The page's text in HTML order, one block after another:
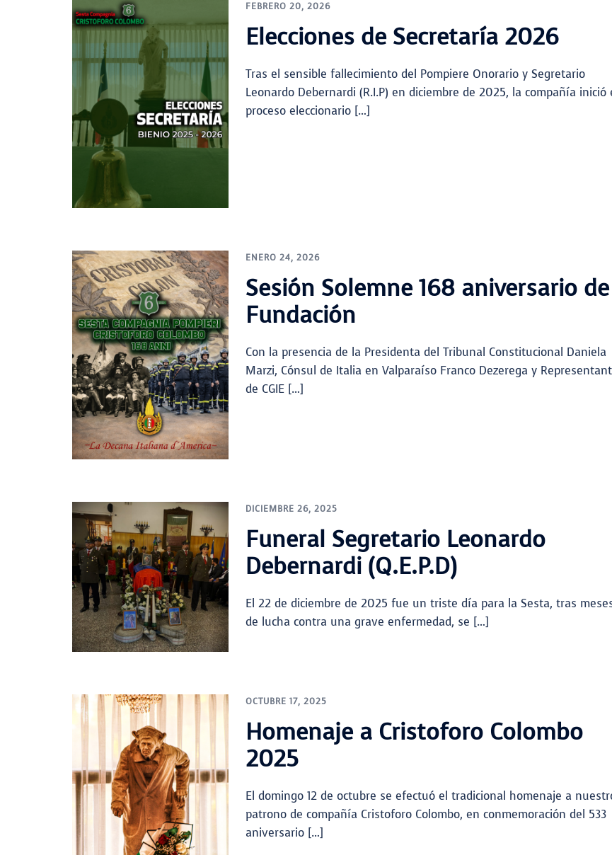
FEBRERO 20, 2026
Elecciones de Secretaría 2026
Tras el sensible fallecimiento del Pompiere Onorario y Segretario
Leonardo Debernardi (R.I.P) en diciembre de 2025, la compañía inició
proceso eleccionario […]
ENERO 24, 2026
Sesión Solemne 168 aniversario de
Fundación
Con la presencia de la Presidenta del Tribunal Constitucional Daniela
Marzi, Cónsul de Italia en Valparaíso Franco Dezerega y
de CGIE […]
DICIEMBRE 26, 2025
Funeral Segretario Leonardo
Debernardi (Q.E.P.D)
El 22 de diciembre de 2025 fue un triste día para la Sesta, tras
de lucha contra una grave enfermedad, se […]
OCTUBRE 17, 2025
Homenaje a Cristoforo Colombo
2025
El domingo 12 de octubre se efectuó el tradicional homenaje a
patrono de compañía Cristoforo Colombo, en conmemoración del 533
aniversario […]